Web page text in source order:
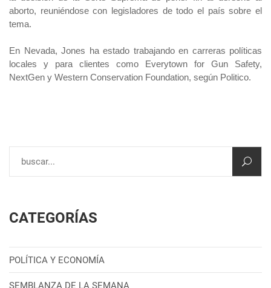
aborto, reuniéndose con legisladores de todo el país sobre el
tema.
En Nevada, Jones ha estado trabajando en carreras políticas
locales y para clientes como Everytown for Gun Safety,
NextGen y Western Conservation Foundation, según Politico.
CATEGORÍAS
POLÍTICA Y ECONOMÍA
SEMBLANZA DE LA SEMANA